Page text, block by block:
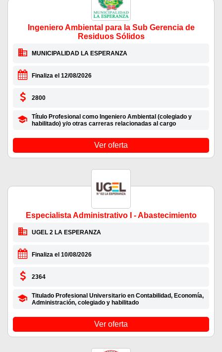
Ingeniero Ambiental para la Sub Gerencia de
Residuos Sólidos
MUNICIPALIDAD LA ESPERANZA
Finaliza el 12/08/2026
2800
Título Profesional como Ingeniero Ambiental (colegiado y
habilitado) y/o otras carreras relacionadas al cargo
Ver oferta
Especialista Administrativo I - Abastecimiento
UGEL 2 LA ESPERANZA
Finaliza el 10/08/2026
2364
Titulado Profesional Universitario en Contabilidad, Economía,
Administración, colegiado y habilitado
Ver oferta